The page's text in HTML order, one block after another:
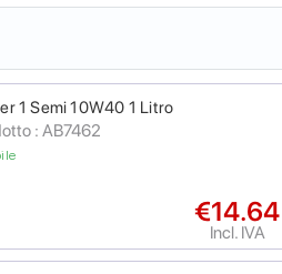
1 Semi 10W40 1 Litro
: AB7462
€14.64
Incl. IVA